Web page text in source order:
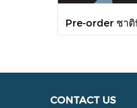
CONTACT US